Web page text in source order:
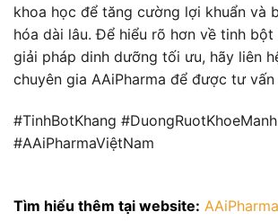
khoa học để tăng cường lợi khuẩn và
hóa dài lâu. Để hiểu rõ hơn về tinh bột
giải pháp dinh dưỡng tối ưu, hãy liên
chuyên gia AAiPharma để được tư vấn
#TinhBotKhang #DuongRuotKhoeManh
#AAiPharmaViệtNam
Tìm hiểu thêm tại website: